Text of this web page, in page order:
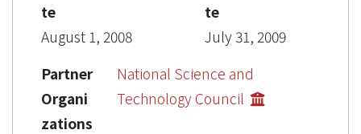
te
August 1, 2008
te
July 31, 2009
Partner
Organi
zations
National Science and
Technology Council